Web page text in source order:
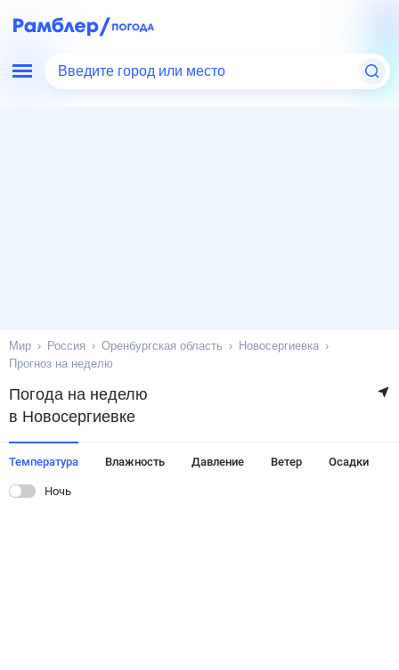
Введите город или место
Мир Россия Оренбургская область
Новосергиевка
Прогноз на неделю
Погода на неделю
в Новосергиевке
Температура Влажность Давление Ветер Осадки
Ночь